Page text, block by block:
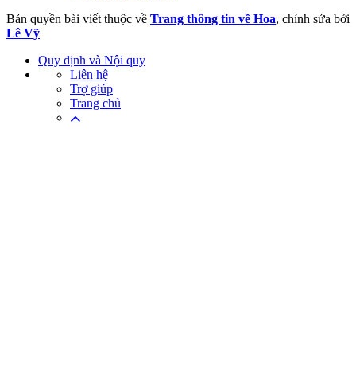
Bản quyền bài viết thuộc về Trang thông tin về Hoa, chỉnh sửa bởi
Lê Vỹ
Quy định và Nội quy
Liên hệ
Trợ giúp
Trang chủ